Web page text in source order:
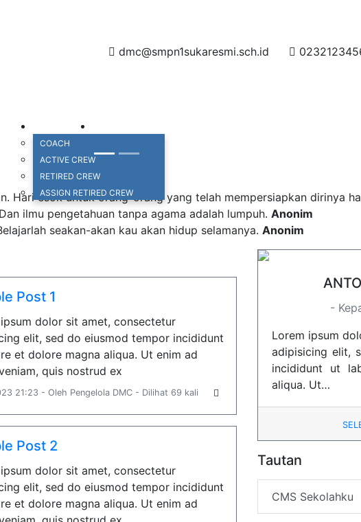
dmc@smpn1sukaresmi.sch.id
VIDEO
DIREKTORI
COACH
ACTIVE CREW
RETIRED CREW
ASSIGN RETIRED CREW
et dolore magna aliqua
Hari esok untuk orang-orang yang telah mempersiapkan dirinya
ilmu pengetahuan tanpa agama adalah lumpuh. Anonim
seakan-akan kau akan hidup selamanya. Anonim
Post 1
dolor sit amet, consectetur
elit, sed do eiusmod tempor incididunt
et dolore magna aliqua. Ut enim ad
quis nostrud ex
21:23 - Oleh Pengelola DMC - Dilihat 69 kali
Post 2
dolor sit amet, consectetur
elit, sed do eiusmod tempor incididunt
et dolore magna aliqua. Ut enim ad
-
Lorem ipsum
adipisicing elit,
incididunt ut
aliqua. Ut…
Tautan
CMS Sekolahku